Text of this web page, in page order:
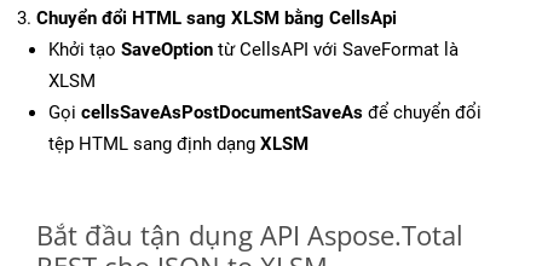
Chuyển đổi HTML sang XLSM bằng CellsApi
Khởi tạo SaveOption từ CellsAPI với SaveFormat là
XLSM
Gọi cellsSaveAsPostDocumentSaveAs để chuyển đổi
tệp HTML sang định dạng XLSM
Bắt đầu tận dụng API Aspose.Total